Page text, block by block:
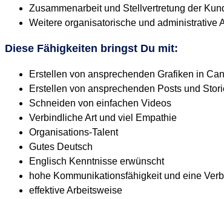
Zusammenarbeit und Stellvertretung der
Weitere organisatorische und administrative
Diese Fähigkeiten bringst Du mit:
Erstellen von ansprechenden Grafiken in
Erstellen von ansprechenden Posts und
Schneiden von einfachen Videos
Verbindliche Art und viel Empathie
Organisations-Talent
Gutes Deutsch
Englisch Kenntnisse erwünscht
hohe Kommunikationsfähigkeit und eine
effektive Arbeitsweise